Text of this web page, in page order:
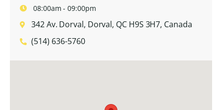
08:00am - 09:00pm
342 Av. Dorval, Dorval, QC H9S 3H7, Canada
(514) 636-5760